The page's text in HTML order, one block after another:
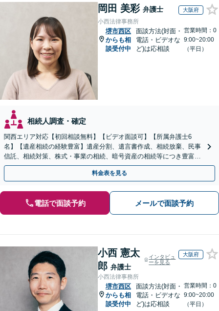
岡田 美彩 弁護士 大阪府
小西法律事務所
堺市西区
からも相
談受付中
面談方法(対面・
電話・ビデオな
ど)は応相談
営業時間：0
9:00~20:00
（平日）
相続人調査・確定
関西エリア対応【初回相談無料】【ビデオ面談可】【所属弁護士6
名】【遺産相続の経験豊富】遺産分割、遺言書作成、相続放棄、民事
信託、相続対策、株式・事業の相続、暗号資産の相続等につき豊富な
対応実績。【バリアフリー】【完全個室対応】
料金表を見る
電話で面談予約 メールで面談予約
小西 憲太
郎 弁護士
インタビュ
ーを見る
大阪府
小西法律事務所
堺市西区
からも相
談受付中
面談方法(対面・
電話・ビデオな
ど)は応相談
営業時間：0
9:00~20:00
（平日）